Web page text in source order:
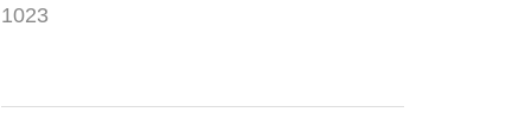
1023